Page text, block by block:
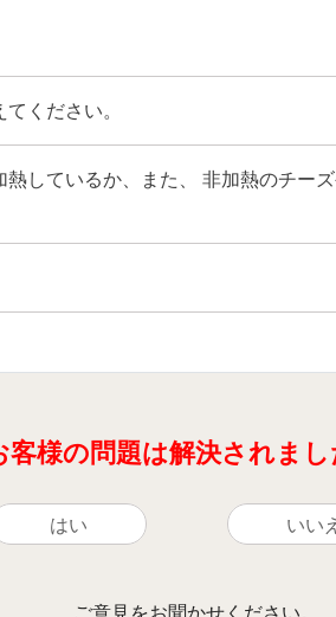
ください。
しているか、また、 非加熱のチー
客様の問題は解決されまし
はい いいえ
ご意見をお聞かせください。